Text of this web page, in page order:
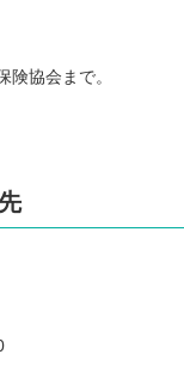
協会まで。